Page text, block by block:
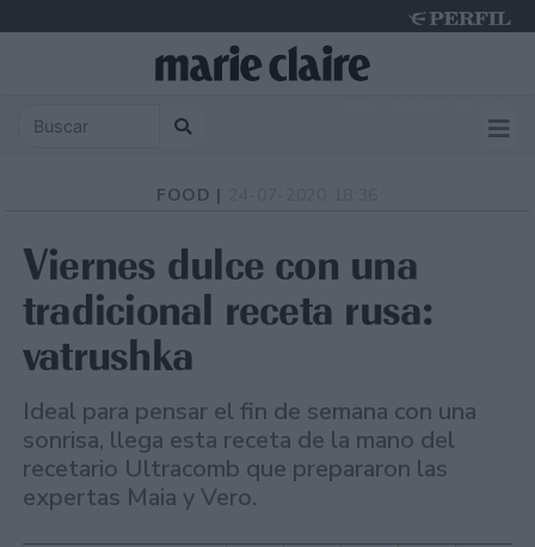
FOOD |
Viernes dulce con una
tradicional receta rusa:
vatrushka
Ideal para pensar el fin de semana con una
sonrisa, llega esta receta de la mano del
recetario Ultracomb que prepararon las
expertas Maia y Vero.